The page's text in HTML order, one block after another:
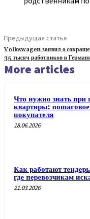
Предыдущая статья
Volkswagen заявил о
35 тысяч работников в
More articles
Что нужно знать при
квартиры: пошаговое
покупателя
18.06.2026
Как работают
где перевозчикам
21.03.2026